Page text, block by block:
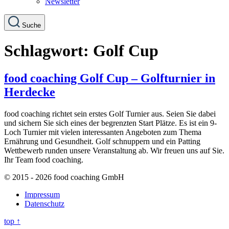
Suche
Schlagwort: Golf Cup
food coaching Golf Cup – Golfturnier in
Herdecke
food coaching richtet sein erstes Golf Turnier aus. Seien Sie dabei
und sichern Sie sich eines der begrenzten Start Plätze. Es ist ein 9-
Loch Turnier mit vielen interessanten Angeboten zum Thema
Ernährung und Gesundheit. Golf schnuppern und ein Patting
Wettbewerb runden unsere Veranstaltung ab. Wir freuen uns auf Sie.
Ihr Team food coaching.
© 2015 - 2026 food coaching GmbH
Impressum
Datenschutz
top ↑